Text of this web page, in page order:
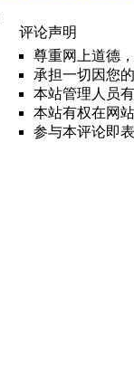
评论声明
尊重网上道德
承担一切因您
本站管理人员
本站有权在网
参与本评论即